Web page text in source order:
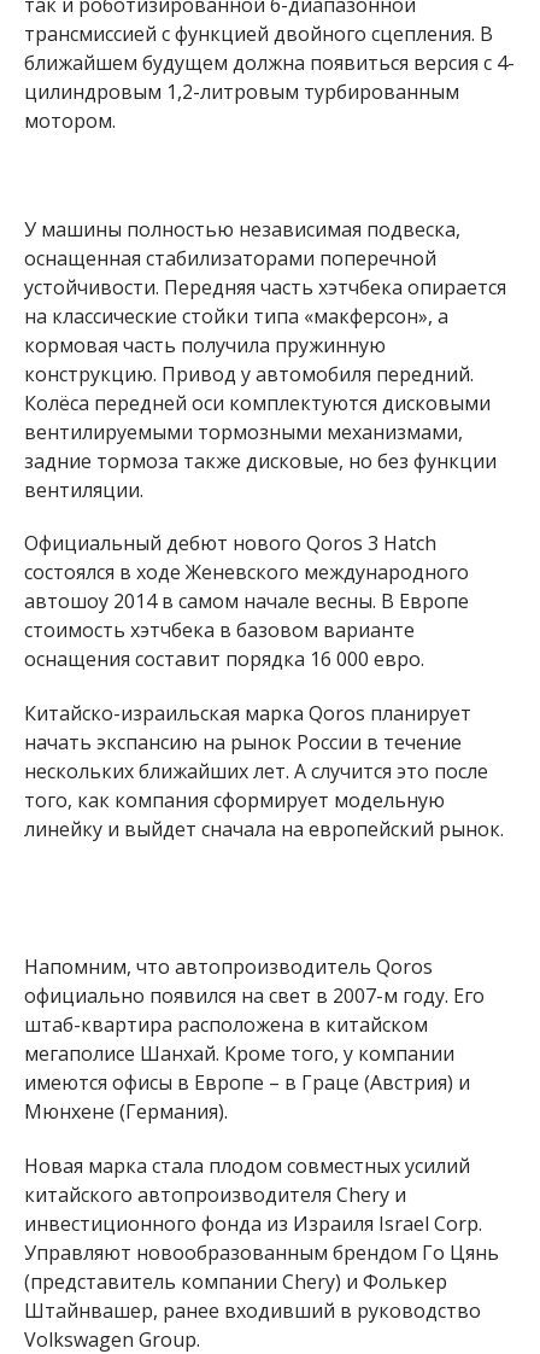
трансмиссией с функцией двойного сцепления. В
ближайшем будущем должна появиться версия с 4-
цилиндровым 1,2-литровым турбированным
мотором.
У машины полностью независимая подвеска,
оснащенная стабилизаторами поперечной
устойчивости. Передняя часть хэтчбека опирается
на классические стойки типа «макферсон», а
кормовая часть получила пружинную
конструкцию. Привод у автомобиля передний.
Колёса передней оси комплектуются дисковыми
вентилируемыми тормозными механизмами,
задние тормоза также дисковые, но без функции
вентиляции.
Официальный дебют нового Qoros 3 Hatch
состоялся в ходе Женевского международного
автошоу 2014 в самом начале весны. В Европе
стоимость хэтчбека в базовом варианте
оснащения составит порядка 16 000 евро.
Китайско-израильская марка Qoros планирует
начать экспансию на рынок России в течение
нескольких ближайших лет. А случится это после
того, как компания сформирует модельную
линейку и выйдет сначала на европейский рынок.
Напомним, что автопроизводитель Qoros
официально появился на свет в 2007-м году. Его
штаб-квартира расположена в китайском
мегаполисе Шанхай. Кроме того, у компании
имеются офисы в Европе – в Граце (Австрия) и
Мюнхене (Германия).
Новая марка стала плодом совместных усилий
китайского автопроизводителя Chery и
инвестиционного фонда из Израиля Israel Corp.
Управляют новообразованным брендом Го Цянь
(представитель компании Chery) и Фолькер
Штайнвашер, ранее входивший в руководство
Volkswagen Group.